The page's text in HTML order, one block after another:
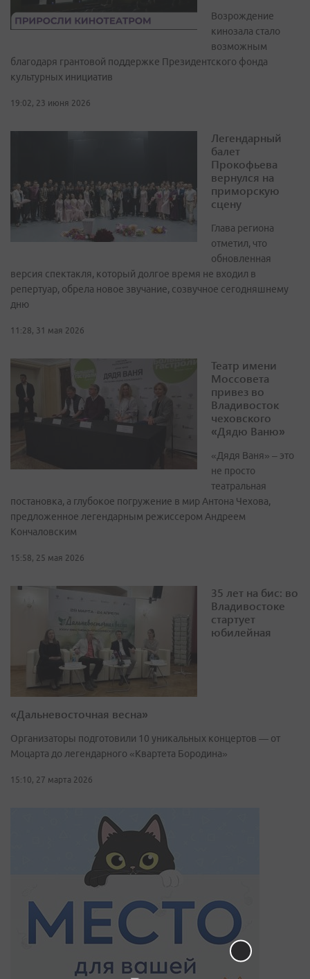
Возрождение
кинозала стало
возможным
благодаря грантовой поддержке Президентского фонда
культурных инициатив
19:02, 23 июня 2026
Легендарный
балет
Прокофьева
вернулся на
приморскую
сцену
Глава региона
отметил, что
обновленная
версия спектакля, который долгое время не входил в
репертуар, обрела новое звучание, созвучное сегодняшнему
дню
11:28, 31 мая 2026
Театр имени
Моссовета
привез во
Владивосток
чеховского
«Дядю Ваню»
«Дядя Ваня» – это
не просто
театральная
постановка, а глубокое погружение в мир Антона Чехова,
предложенное легендарным режиссером Андреем
Кончаловским
15:58, 25 мая 2026
35 лет на бис: во
Владивостоке
стартует
юбилейная
«Дальневосточная весна»
Организаторы подготовили 10 уникальных концертов — от
Моцарта до легендарного «Квартета Бородина»
15:10, 27 марта 2026